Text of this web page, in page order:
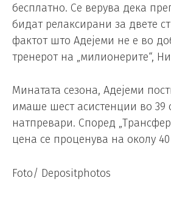
бесплатно. Се верува дека
бидат релаксирани за двете
фактот што Адејеми не е во
тренерот на „милионерите“,
Минатата сезона, Адејеми
имаше шест асистенции во 39
натпревари. Според
цена се проценува на околу
Foto/ Depositphotos